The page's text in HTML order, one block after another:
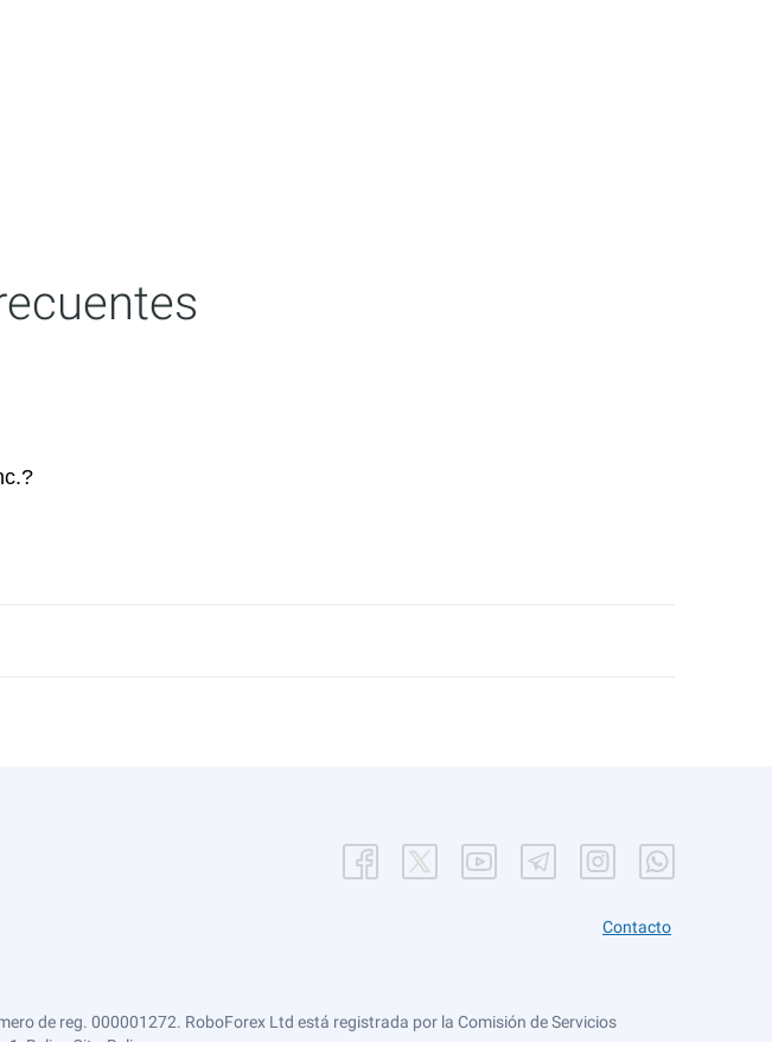
Contacto
de reg. 000001272. RoboForex Ltd está registrada por la Comisión de Servicios